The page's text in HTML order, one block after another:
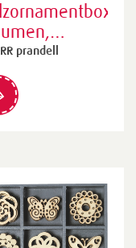
natur |
mm,
natur
prandell